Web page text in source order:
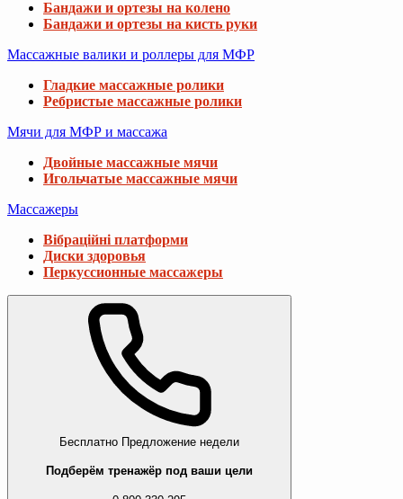
Бандажи и ортезы на колено
Бандажи и ортезы на кисть руки
Массажные валики и роллеры для МФР
Гладкие массажные ролики
Ребристые массажные ролики
Мячи для МФР и массажа
Двойные массажные мячи
Игольчатые массажные мячи
Массажеры
Вібраційні платформи
Диски здоровья
Перкуссионные массажеры
Бесплатно Предложение недели
Подберём тренажёр под ваши цели